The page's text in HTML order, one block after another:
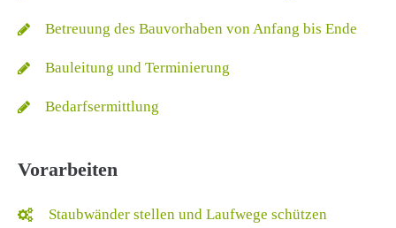
Betreuung des Bauvorhaben von Anfang bis Ende
Bauleitung und Terminierung
Bedarfsermittlung
Vorarbeiten
Staubwänder stellen und Laufwege schützen